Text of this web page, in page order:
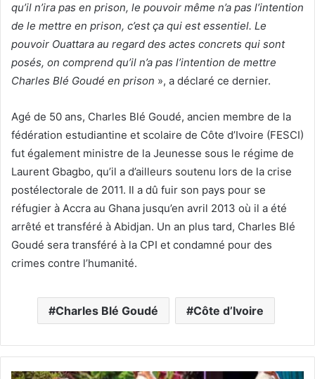
qu’il n’ira pas en prison, le pouvoir même n’a pas l’intention
de le mettre en prison, c’est ça qui est essentiel. Le
pouvoir Ouattara au regard des actes concrets qui sont
posés, on comprend qu’il n’a pas l’intention de mettre
Charles Blé Goudé en prison », a déclaré ce dernier.
Agé de 50 ans, Charles Blé Goudé, ancien membre de la
fédération estudiantine et scolaire de Côte d’Ivoire (FESCI)
fut également ministre de la Jeunesse sous le régime de
Laurent Gbagbo, qu’il a d’ailleurs soutenu lors de la crise
postélectorale de 2011. Il a dû fuir son pays pour se
réfugier à Accra au Ghana jusqu’en avril 2013 où il a été
arrêté et transféré à Abidjan. Un an plus tard, Charles Blé
Goudé sera transféré à la CPI et condamné pour des
crimes contre l’humanité.
Charles Blé Goudé Côte d’Ivoire